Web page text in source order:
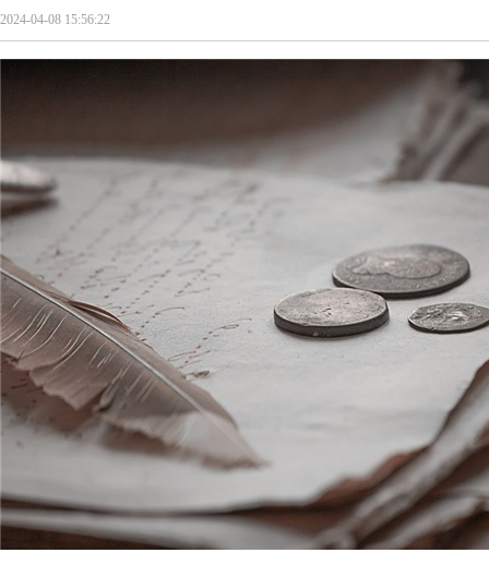
2024-04-08 15:56:22